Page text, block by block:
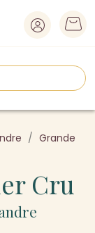
Grande
Cru